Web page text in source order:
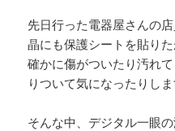
先日行った電器屋さんの
晶にも保護シートを貼りた
確かに傷がついたり汚れ
りついて気になったりしま
そんな中、デジタル一眼